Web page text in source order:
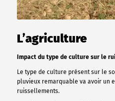
L’agriculture
Impact du type de culture sur le
Le type de culture présent sur le
pluvieux remarquable va avoir un
ruissellements.